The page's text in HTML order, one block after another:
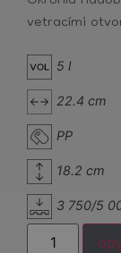
vetracími
5 l
22.4 cm
PP
18.2 cm
3 750/5